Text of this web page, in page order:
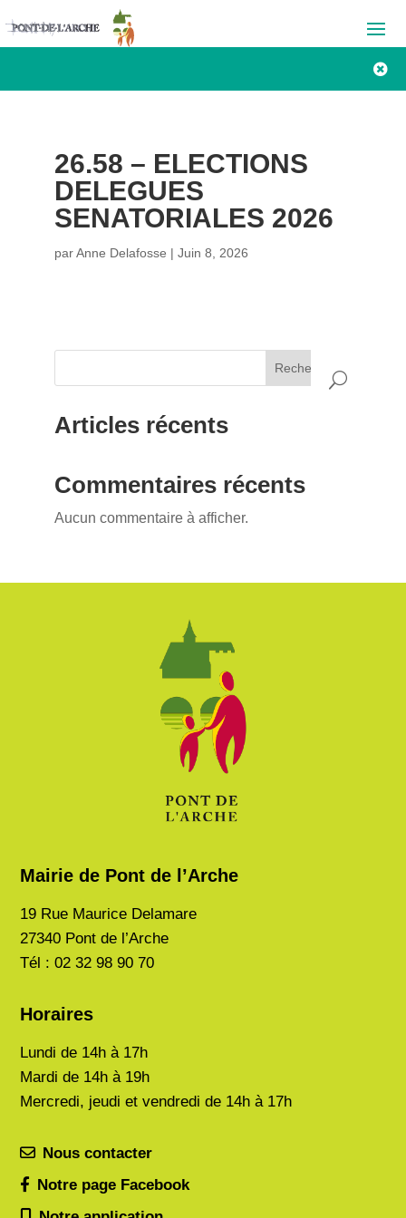

26.58 – ELECTIONS
DELEGUES
SENATORIALES 2026
parAnne Delafosse | Juin 8, 2026
Rechercher
Articles récents
Commentaires récents
Aucun commentaire à afficher.
Mairie de Pont de l’Arche
19 Rue Maurice Delamare
27340 Pont de l’Arche
Tél : 02 32 98 90 70
Horaires
Lundi de 14h à 17h
Mardi de 14h à 19h
Mercredi, jeudi et vendredi de 14h à 17h
Nous contacter
Notre page Facebook